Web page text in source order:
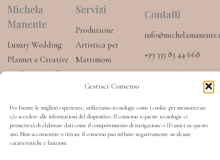
Gestisci Consenso
Per fornire le migliori esperienze, utilizziamo tecnologie come i cookie per memorizzare
e/o accedere alle informazioni del dispositivo. Il consenso a queste tecnologie ci
permetterà di elaborare dati come il comportamento di navigazione o ID unici su questo
sito. Non acconsentire o ritirare il consenso può influire negativamente su alcune
caratteristiche e funzioni.
Michela
Manente
Luxury Wedding
Planner e Creative
Producer. Trasformo
un’esperienza
progettata su
misura, in Toscana e
in Italia.
Servizi
Produzione
Artistica per
Matrimoni
Luxury Wedding
Planner
Contatti
+39 333 83 44 668
PODCAST
n
-
f
a
t
a
g
r
t
s
a
p